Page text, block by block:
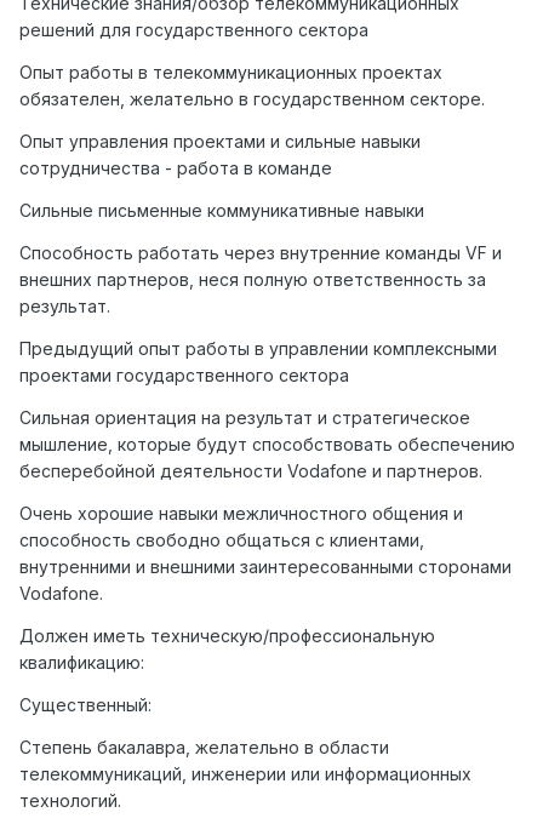
решений для государственного сектора
Опыт работы в телекоммуникационных проектах
обязателен, желательно в государственном секторе.
Опыт управления проектами и сильные навыки
сотрудничества - работа в команде
Сильные письменные коммуникативные навыки
Способность работать через внутренние команды VF и
внешних партнеров, неся полную ответственность за
результат.
Предыдущий опыт работы в управлении комплексными
проектами государственного сектора
Сильная ориентация на результат и стратегическое
мышление, которые будут способствовать обеспечению
бесперебойной деятельности Vodafone и партнеров.
Очень хорошие навыки межличностного общения и
способность свободно общаться с клиентами,
внутренними и внешними заинтересованными сторонами
Vodafone.
Должен иметь техническую/профессиональную
квалификацию:
Существенный:
Степень бакалавра, желательно в области
телекоммуникаций, инженерии или информационных
технологий.